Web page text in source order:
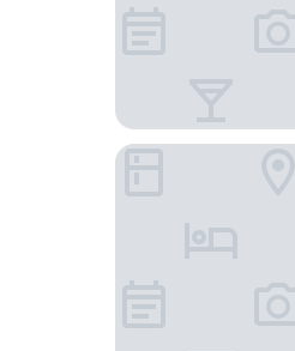
東京埃德蒙大都會飯店